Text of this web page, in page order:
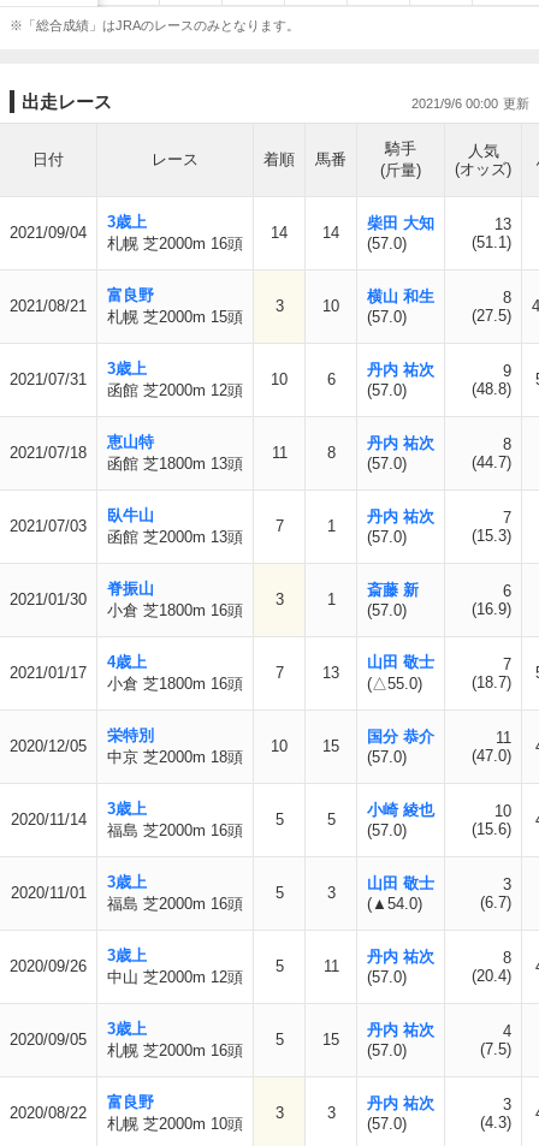
※「総合成績」はJRAのレースのみとなります。
出走レース 2021/9/6 00:00
日付 レース 着順 馬番
騎手
(斤量)
人気
(オッズ)
2021/09/04
3歳上
札幌 芝2000m 16頭
14 14
柴田 大知
(57.0)
13
(51.1)
2021/08/21
富良野
札幌 芝2000m 15頭
3 10
横山 和生
(57.0)
8
(27.5)
2021/07/31
3歳上
函館 芝2000m 12頭
10 6
丹内 祐次
(57.0)
9
(48.8)
2021/07/18
恵山特
函館 芝1800m 13頭
11 8
丹内 祐次
(57.0)
8
(44.7)
2021/07/03
臥牛山
函館 芝2000m 13頭
7 1
丹内 祐次
(57.0)
7
(15.3)
2021/01/30
脊振山
小倉 芝1800m 16頭
3 1
斎藤 新
(57.0)
6
(16.9)
2021/01/17
4歳上
小倉 芝1800m 16頭
7 13
山田 敬士
(△55.0)
7
(18.7)
2020/12/05
栄特別
中京 芝2000m 18頭
10 15
国分 恭介
(57.0)
11
(47.0)
2020/11/14
3歳上
福島 芝2000m 16頭
5 5
小崎 綾也
(57.0)
10
(15.6)
2020/11/01
3歳上
福島 芝2000m 16頭
5 3
山田 敬士
(▲54.0)
3
(6.7)
2020/09/26
3歳上
中山 芝2000m 12頭
5 11
丹内 祐次
(57.0)
8
(20.4)
2020/09/05
3歳上
札幌 芝2000m 16頭
5 15
丹内 祐次
(57.0)
4
(7.5)
2020/08/22
富良野
札幌 芝2000m 10頭
3 3
丹内 祐次
(57.0)
3
(4.3)